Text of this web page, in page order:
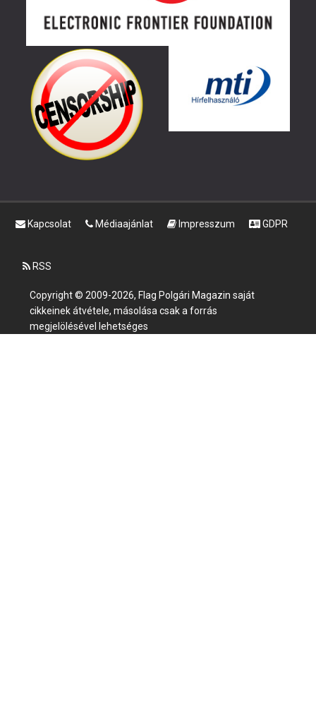
Kapcsolat Médiaajánlat Impresszum GDPR
RSS
Copyright © 2009-2026, Flag Polgári Magazin saját
cikkeinek átvétele, másolása csak a forrás
megjelölésével lehetséges